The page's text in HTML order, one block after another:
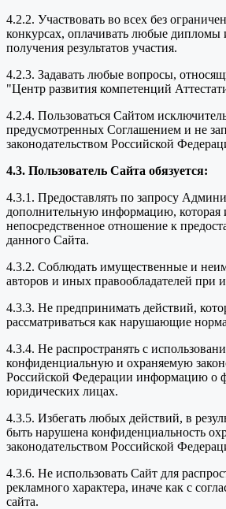
4.2.2. Участвовать во всех без
конкурсах, оплачивать любые дипломы
получения результатов участия.
4.2.3. Задавать любые вопросы,
"Центр развития компетенций
4.2.4. Пользоваться Сайтом
предусмотренных Соглашением и не
законодательством Российской
4.3. Пользователь Сайта обязуется:
4.3.1. Предоставлять по запросу
дополнительную информацию, которая
непосредственное отношение к
данного Сайта.
4.3.2. Соблюдать имущественные и
авторов и иных правообладателей при
4.3.3. Не предпринимать действий,
рассматриваться как нарушающие
4.3.4. Не распространять с
конфиденциальную и охраняемую
Российской Федерации информацию о
юридических лицах.
4.3.5. Избегать любых действий, в
быть нарушена конфиденциальность
законодательством Российской
4.3.6. Не использовать Сайт для
рекламного характера, иначе как с
сайта.